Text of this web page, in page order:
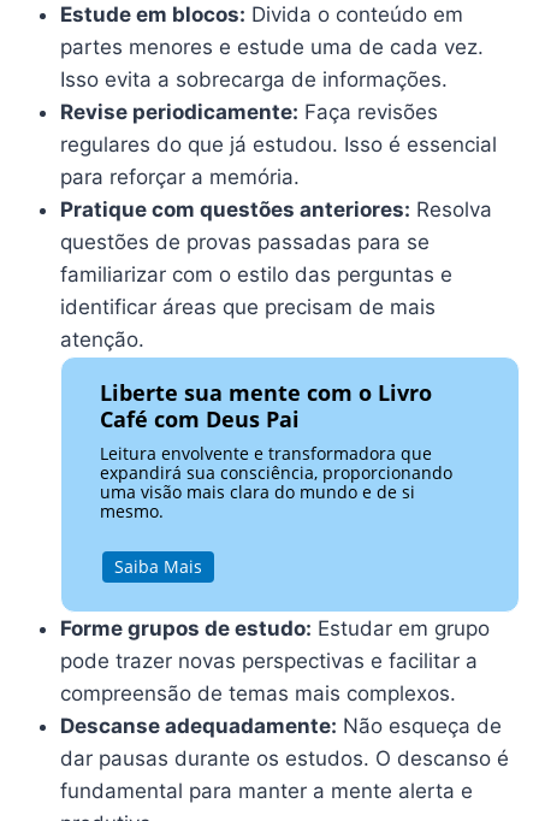
Estude em blocos: Divida o conteúdo em
partes menores e estude uma de cada vez.
Isso evita a sobrecarga de informações.
Revise periodicamente: Faça revisões
regulares do que já estudou. Isso é essencial
para reforçar a memória.
Pratique com questões anteriores: Resolva
questões de provas passadas para se
familiarizar com o estilo das perguntas e
identificar áreas que precisam de mais
atenção.
Liberte sua mente com o Livro
Café com Deus Pai
Leitura envolvente e transformadora que
expandirá sua consciência, proporcionando
uma visão mais clara do mundo e de si
mesmo.
Saiba Mais
Forme grupos de estudo: Estudar em grupo
pode trazer novas perspectivas e facilitar a
compreensão de temas mais complexos.
Descanse adequadamente: Não esqueça de
dar pausas durante os estudos. O descanso é
fundamental para manter a mente alerta e